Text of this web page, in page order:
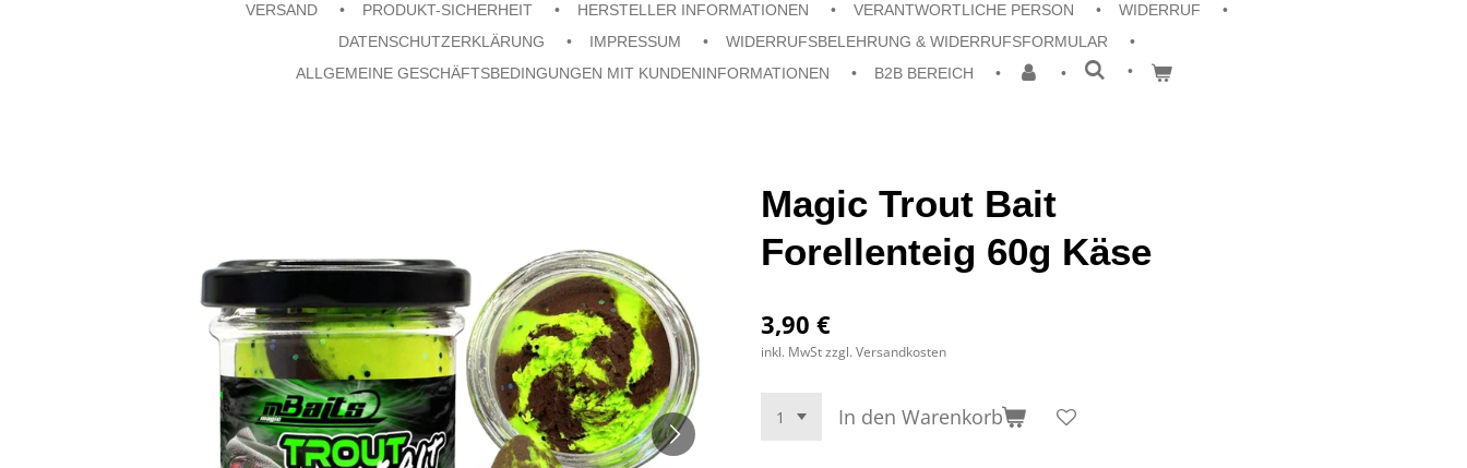
VERSAND
PRODUKT-SICHERHEIT HERSTELLER INFORMATIONEN VERANTWORTLICHE PERSON
WIDERRUF
DATENSCHUTZERKLÄRUNG
IMPRESSUM
WIDERRUFSBELEHRUNG & WIDERRUFSFORMULAR
ALLGEMEINE GESCHÄFTSBEDINGUNGEN MIT KUNDENINFORMATIONEN
B2B BEREICH
Magic Trout Bait
Forellenteig 60g Käse
3,90 €
inkl. MwSt zzgl. Versandkosten
In den Warenkorb